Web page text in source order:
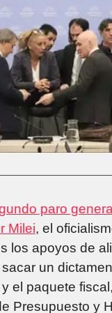
paro
Milei, el
los apoyos de
un
el paquete
Presupuesto y